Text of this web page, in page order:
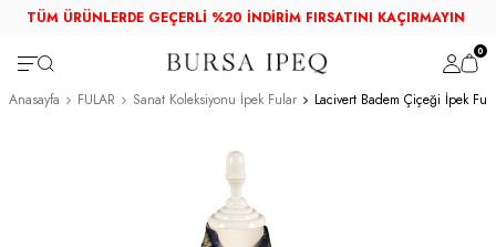
TÜM ÜRÜNLERDE GEÇERLİ %20 İNDİRİM FIRSATINI KAÇIRMAYIN
0
Anasayfa FULAR Sanat Koleksiyonu İpek Fular Lacivert Badem Çiçeği İpek